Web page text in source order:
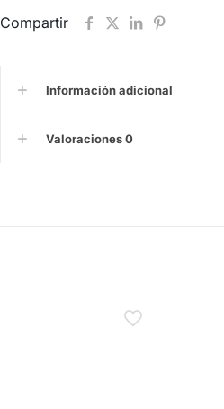
Compartir
Información adicional
Valoraciones0